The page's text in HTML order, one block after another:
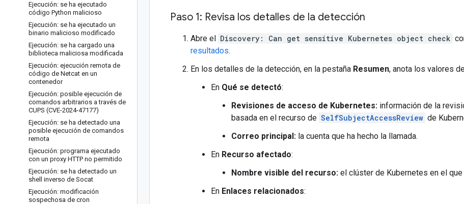
Ejecución: se ha ejecutado
código Python malicioso
Ejecución: se ha ejecutado un
binario malicioso modificado
Ejecución: se ha cargado una
biblioteca maliciosa modificada
Ejecución: ejecución remota de
código de Netcat en un
contenedor
Ejecución: posible ejecución de
comandos arbitrarios a través de
CUPS (CVE-2024-47177)
Ejecución: se ha detectado una
posible ejecución de comandos
remota
Ejecución: programa ejecutado
con un proxy HTTP no permitido
Ejecución: se ha detectado un
shell inverso de Socat
Ejecución: modificación
sospechosa de cron
Paso 1: Revisa los detalles de la detección
Abre el Discovery: Can get sensitive Kubernetes object check
resultados.
En los detalles de la detección, en la pestaña Resumen, anota los valores
En Qué se detectó:
Revisiones de acceso de Kubernetes: información de la
basada en el recurso de SelfSubjectAccessReview de
Correo principal: la cuenta que ha hecho la llamada.
En Recurso afectado:
Nombre visible del recurso: el clúster de Kubernetes en el
En Enlaces relacionados: